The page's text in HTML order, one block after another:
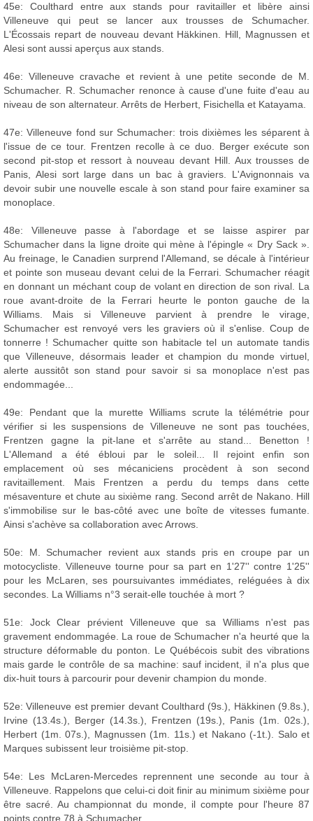
45e: Coulthard entre aux stands pour ravitailler et libère ainsi
Villeneuve qui peut se lancer aux trousses de Schumacher.
L'Écossais repart de nouveau devant Häkkinen. Hill, Magnussen et
Alesi sont aussi aperçus aux stands.
46e: Villeneuve cravache et revient à une petite seconde de M.
Schumacher. R. Schumacher renonce à cause d'une fuite d'eau au
niveau de son alternateur. Arrêts de Herbert, Fisichella et Katayama.
47e: Villeneuve fond sur Schumacher: trois dixièmes les séparent à
l'issue de ce tour. Frentzen recolle à ce duo. Berger exécute son
second pit-stop et ressort à nouveau devant Hill. Aux trousses de
Panis, Alesi sort large dans un bac à graviers. L'Avignonnais va
devoir subir une nouvelle escale à son stand pour faire examiner sa
monoplace.
48e: Villeneuve passe à l'abordage et se laisse aspirer par
Schumacher dans la ligne droite qui mène à l'épingle « Dry Sack ».
Au freinage, le Canadien surprend l'Allemand, se décale à l'intérieur
et pointe son museau devant celui de la Ferrari. Schumacher réagit
en donnant un méchant coup de volant en direction de son rival. La
roue avant-droite de la Ferrari heurte le ponton gauche de la
Williams. Mais si Villeneuve parvient à prendre le virage,
Schumacher est renvoyé vers les graviers où il s'enlise. Coup de
tonnerre ! Schumacher quitte son habitacle tel un automate tandis
que Villeneuve, désormais leader et champion du monde virtuel,
alerte aussitôt son stand pour savoir si sa monoplace n'est pas
endommagée...
49e: Pendant que la murette Williams scrute la télémétrie pour
vérifier si les suspensions de Villeneuve ne sont pas touchées,
Frentzen gagne la pit-lane et s'arrête au stand... Benetton !
L'Allemand a été ébloui par le soleil... Il rejoint enfin son
emplacement où ses mécaniciens procèdent à son second
ravitaillement. Mais Frentzen a perdu du temps dans cette
mésaventure et chute au sixième rang. Second arrêt de Nakano. Hill
s'immobilise sur le bas-côté avec une boîte de vitesses fumante.
Ainsi s'achève sa collaboration avec Arrows.
50e: M. Schumacher revient aux stands pris en croupe par un
motocycliste. Villeneuve tourne pour sa part en 1'27'' contre 1'25''
pour les McLaren, ses poursuivantes immédiates, reléguées à dix
secondes. La Williams n°3 serait-elle touchée à mort ?
51e: Jock Clear prévient Villeneuve que sa Williams n'est pas
gravement endommagée. La roue de Schumacher n'a heurté que la
structure déformable du ponton. Le Québécois subit des vibrations
mais garde le contrôle de sa machine: sauf incident, il n'a plus que
dix-huit tours à parcourir pour devenir champion du monde.
52e: Villeneuve est premier devant Coulthard (9s.), Häkkinen (9.8s.),
Irvine (13.4s.), Berger (14.3s.), Frentzen (19s.), Panis (1m. 02s.),
Herbert (1m. 07s.), Magnussen (1m. 11s.) et Nakano (-1t.). Salo et
Marques subissent leur troisième pit-stop.
54e: Les McLaren-Mercedes reprennent une seconde au tour à
Villeneuve. Rappelons que celui-ci doit finir au minimum sixième pour
être sacré. Au championnat du monde, il compte pour l'heure 87
points contre 78 à Schumacher.